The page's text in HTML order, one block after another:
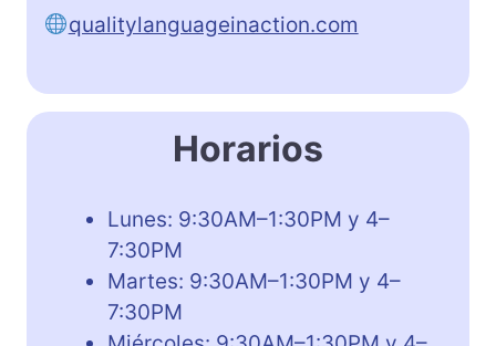
qualitylanguageinaction.com
Horarios
Lunes: 9:30AM–1:30PM y 4–
7:30PM
Martes: 9:30AM–1:30PM y 4–
7:30PM